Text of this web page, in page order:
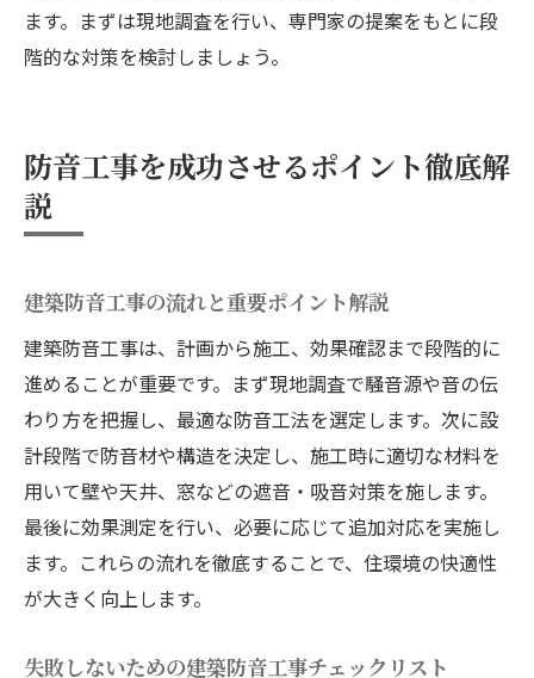
ます。まずは現地調査を行い、専門家の提案をもとに段
階的な対策を検討しましょう。
防音工事を成功させるポイント徹底解
説
建築防音工事の流れと重要ポイント解説
建築防音工事は、計画から施工、効果確認まで段階的に
進めることが重要です。まず現地調査で騒音源や音の伝
わり方を把握し、最適な防音工法を選定します。次に設
計段階で防音材や構造を決定し、施工時に適切な材料を
用いて壁や天井、窓などの遮音・吸音対策を施します。
最後に効果測定を行い、必要に応じて追加対応を実施し
ます。これらの流れを徹底することで、住環境の快適性
が大きく向上します。
失敗しないための建築防音工事チェックリスト